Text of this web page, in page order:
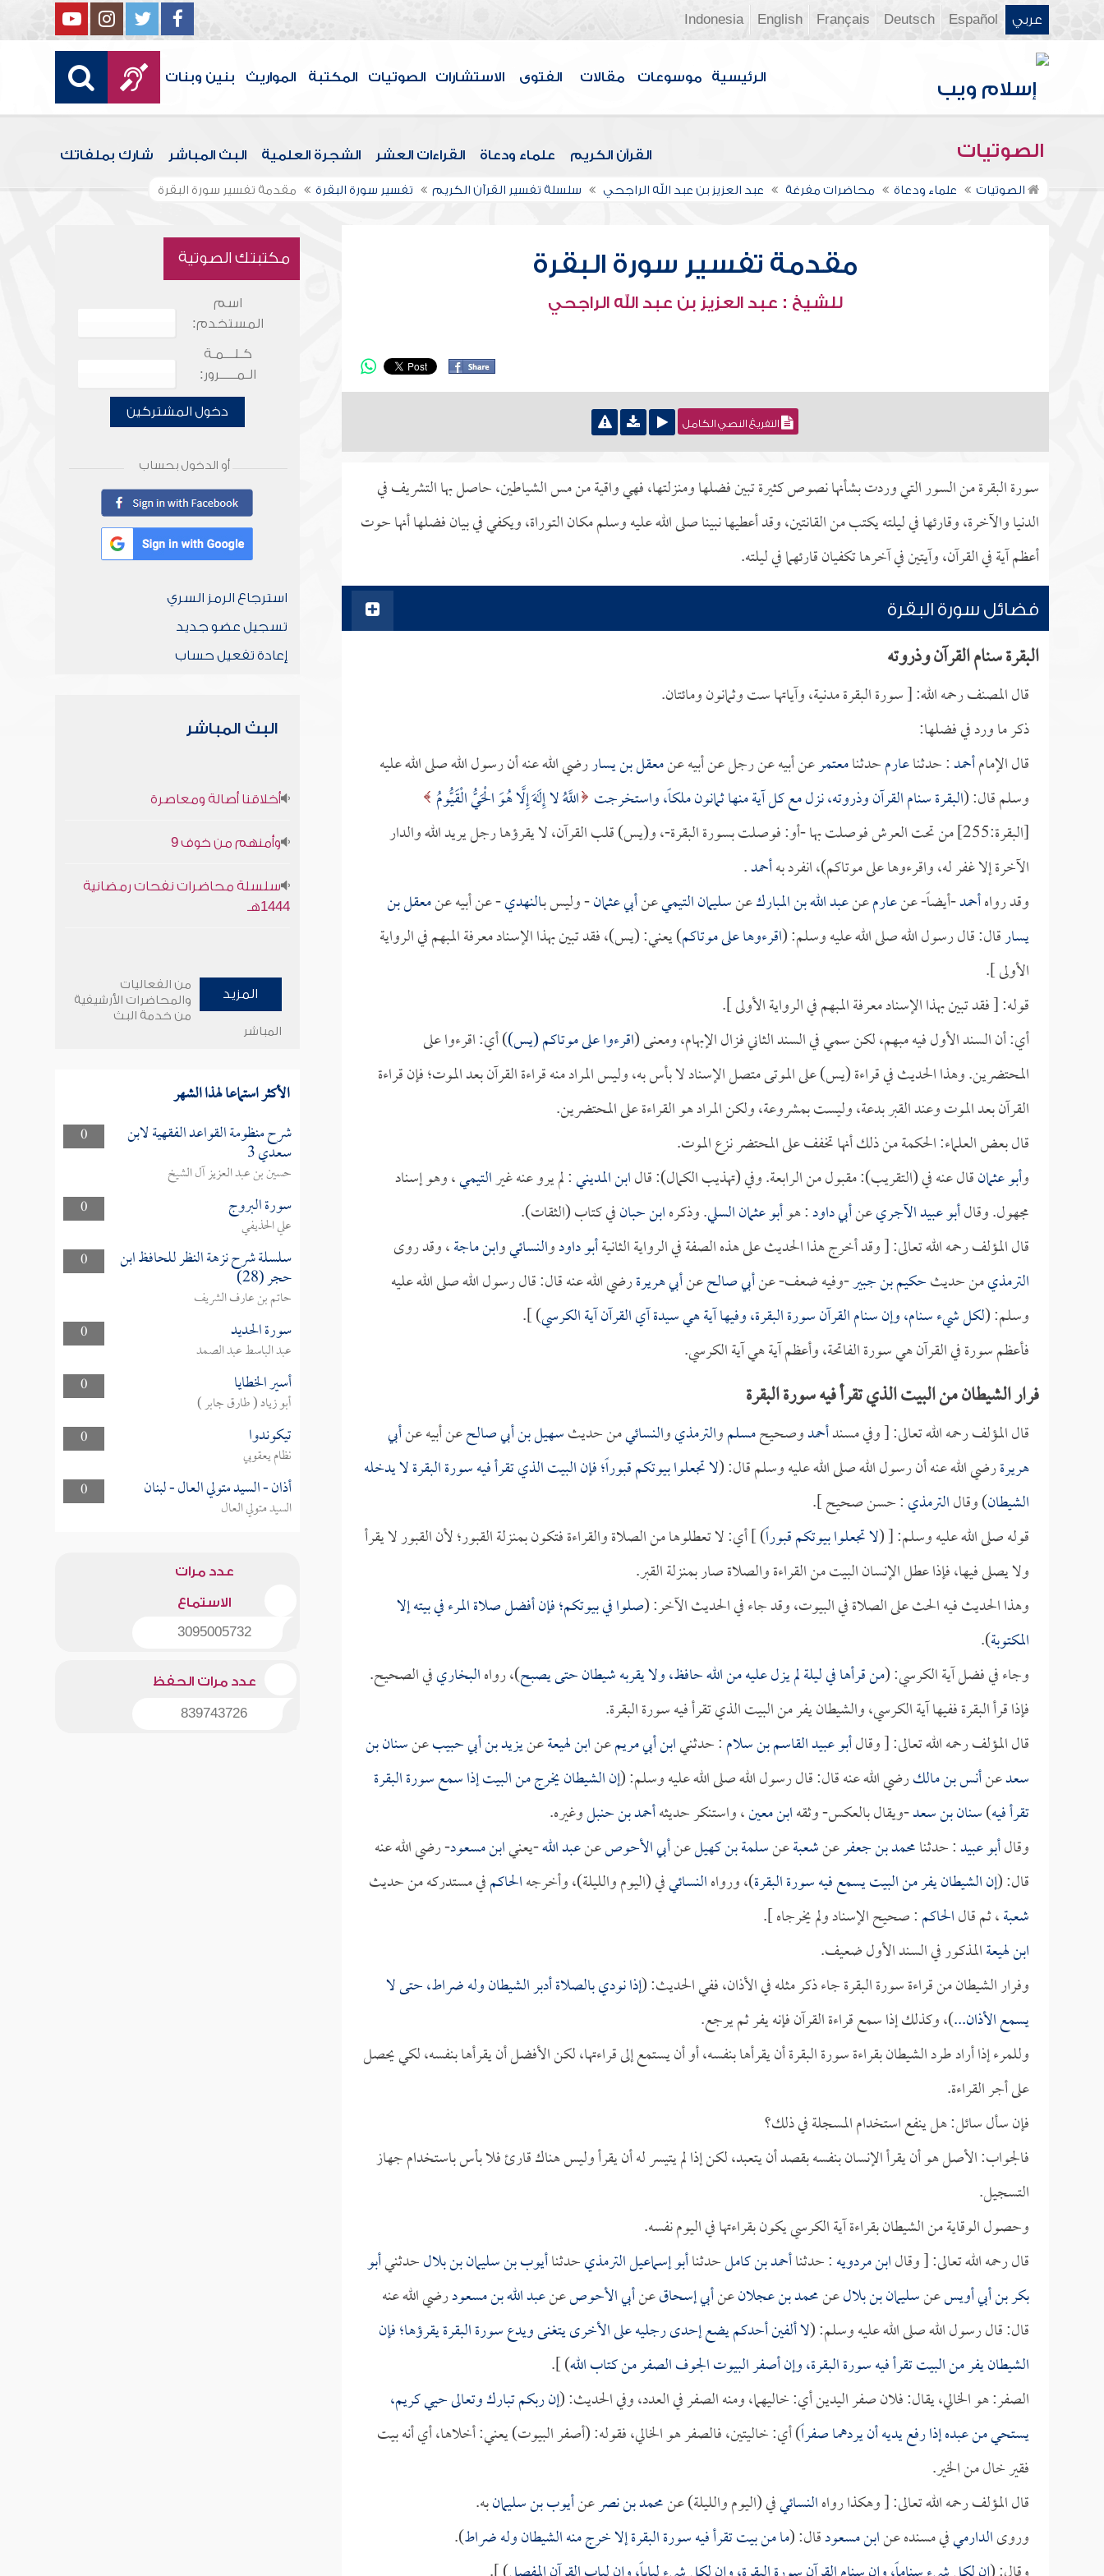
عربي Español
Deutsch
Français
English
Indonesia
الرئيسية موسوعات مقالات الفتوى الاستشارات الصوتيات المكتبة المواريث بنين وبنات
الصوتيات القرآن الكريم علماء ودعاة القراءات العشر الشجرة العلمية البث المباشر شارك بملفاتك
الصوتيات علماء ودعاة محاضرات مفرغة عبد العزيز بن عبد الله الراجحي سلسلة تفسير القرآن الكريم تفسير سورة البقرة مقدمة تفسير سورة البقرة
مقدمة تفسير سورة البقرة
للشيخ : عبد العزيز بن عبد الله الراجحي
التفريغ النصي الكامل
سورة البقرة من السور التي وردت بشأنها نصوص كثيرة تبين فضلها ومنزلتها، فهي واقية من مس الشياطين، حاصل بها التشريف في
الدنيا والآخرة، وقارئها في ليلته يكتب من القانتين، وقد أعطيها نبينا صلى الله عليه وسلم مكان التوراة، ويكفي في بيان فضلها أنها حوت
أعظم آية في القرآن، وآيتين في آخرها تكفيان قارئهما في ليلته.
فضائل سورة البقرة
البقرة سنام القرآن وذروته
قال المصنف رحمه الله: [ سورة البقرة مدنية، وآياتها ست وثمانون ومائتان.
ذكر ما ورد في فضلها:
قال الإمامأحمد: حدثناعارمحدثنامعتمرعن أبيه عن رجل عن أبيه عنمعقل بن يساررضي الله عنه أن رسول الله صلى الله عليه
وسلم قال: (البقرة سنام القرآن وذروته، نزل مع كل آية منها ثمانون ملكاً، واستخرجت اللَّهُ لا إِلَهَ إِلَّا هُوَ الْحَيُّ الْقَيُّومُ
[البقرة:255] من تحت العرش فوصلت بها -أو: فوصلت بسورة البقرة-، و(يس) قلب القرآن، لا يقرؤها رجل يريد الله والدار
الآخرة إلا غفر له، واقرءوها على موتاكم)، انفرد بهأحمد.
وقد رواهأحمد-أيضاً- عنعارمعنعبد الله بن المباركعنسليمان التيميعنأبي عثمان- وليس بـالنهدي- عن أبيه عنمعقل بن
يسارقال: قال رسول الله صلى الله عليه وسلم: (اقرءوها على موتاكم) يعني: (يس)، فقد تبين بهذا الإسناد معرفة المبهم في الرواية
الأولى ].
قوله: [ فقد تبين بهذا الإسناد معرفة المبهم في الرواية الأولى ].
أي: أن السند الأول فيه مبهم، لكن سمي في السند الثاني فزال الإبهام، ومعنى (اقرءوا على موتاكم (يس)) أي: اقرءوا على
المحتضرين. وهذا الحديث في قراءة (يس) على الموتى متصل الإسناد لا بأس به، وليس المراد منه قراءة القرآن بعد الموت؛ فإن قراءة
القرآن بعد الموت وعند القبر بدعة، وليست بمشروعة، ولكن المراد هو القراءة على المحتضرين.
قال بعض العلماء: الحكمة من ذلك أنها تخفف على المحتضر نزع الموت.
وأبو عثمانقال عنه في (التقريب): مقبول من الرابعة. وفي (تهذيب الكمال): قالابن المديني: لم يرو عنه غيرالتيمي، وهو إسناد
مجهول. وقالأبو عبيد الآجريعنأبي داود: هوأبو عثمان السلي. وذكرهابن حبانفي كتاب (الثقات).
قال المؤلف رحمه الله تعالى: [ وقد أخرج هذا الحديث على هذه الصفة في الرواية الثانيةأبو داودوالنسائيوابن ماجة، وقد روى
الترمذيمن حديثحكيم بن جبير-وفيه ضعف- عنأبي صالحعنأبي هريرةرضي الله عنه قال: قال رسول الله صلى الله عليه
وسلم: (لكل شيء سنام، وإن سنام القرآن سورة البقرة، وفيها آية هي سيدة آي القرآن آية الكرسي) ].
فأعظم سورة في القرآن هي سورة الفاتحة، وأعظم آية هي آية الكرسي.
فرار الشيطان من البيت الذي تقرأ فيه سورة البقرة
قال المؤلف رحمه الله تعالى: [ وفي مسندأحمدوصحيحمسلموالترمذيوالنسائيمن حديثسهيل بن أبي صالحعن أبيه عنأبي
هريرةرضي الله عنه أن رسول الله صلى الله عليه وسلم قال: (لا تجعلوا بيوتكم قبوراً؛ فإن البيت الذي تقرأ فيه سورة البقرة لا يدخله
الشيطان) وقالالترمذي: حسن صحيح ].
قوله صلى الله عليه وسلم: [ (لا تجعلوا بيوتكم قبوراً) ] أي: لا تعطلوها من الصلاة والقراءة فتكون بمنزلة القبور؛ لأن القبور لا يقرأ
ولا يصلى فيها، فإذا عطل الإنسان البيت من القراءة والصلاة صار بمنزلة القبر.
وهذا الحديث فيه الحث على الصلاة في البيوت، وقد جاء في الحديث الآخر: (صلوا في بيوتكم؛ فإن أفضل صلاة المرء في بيته إلا
المكتوبة).
وجاء في فضل آية الكرسي: (من قرأها في ليلة لم يزل عليه من الله حافظ، ولا يقربه شيطان حتى يصبح)، رواهالبخاريفي الصحيح.
فإذا قرأ البقرة ففيها آية الكرسي، والشيطان يفر من البيت الذي تقرأ فيه سورة البقرة.
قال المؤلف رحمه الله تعالى: [ وقالأبو عبيد القاسم بن سلام: حدثنيابن أبي مريمعنابن لهيعةعنيزيد بن أبي حبيبعنسنان بن
سعدعنأنس بن مالكرضي الله عنه قال: قال رسول الله صلى الله عليه وسلم: (إن الشيطان يخرج من البيت إذا سمع سورة البقرة
تقرأ فيه)سنان بن سعد-ويقال بالعكس- وثقهابن معين، واستنكر حديثهأحمد بن حنبلوغيره.
وقالأبو عبيد: حدثنامحمد بن جعفرعنشعبةعنسلمة بن كهيلعنأبي الأحوصعنعبد الله-يعنيابن مسعود- رضي الله عنه
قال: (إن الشيطان يفر من البيت يسمع فيه سورة البقرة)، ورواهالنسائيفي (اليوم والليلة)، وأخرجهالحاكمفي مستدركه من حديث
شعبة، ثم قالالحاكم: صحيح الإسناد ولم يخرجاه ].
ابن لهيعةالمذكور في السند الأول ضعيف.
وفرار الشيطان من قراءة سورة البقرة جاء ذكر مثله في الأذان، ففي الحديث: (إذا نودي بالصلاة أدبر الشيطان وله ضراط، حتى لا
يسمع الأذان...)، وكذلك إذا سمع قراءة القرآن فإنه يفر ثم يرجع.
وللمرء إذا أراد طرد الشيطان بقراءة سورة البقرة أن يقرأها بنفسه، أو أن يستمع إلى قراءتها، لكن الأفضل أن يقرأها بنفسه، لكي يحصل
على أجر القراءة.
فإن سأل سائل: هل ينفع استخدام المسجلة في ذلك؟
فالجواب: الأصل هو أن يقرأ الإنسان بنفسه بقصد أن يتعبد، لكن إذا لم يتيسر له أن يقرأ وليس هناك قارئ فلا بأس باستخدام جهاز
التسجيل.
وحصول الوقاية من الشيطان بقراءة آية الكرسي يكون بقراءتها في اليوم نفسه.
قال رحمه الله تعالى: [ وقالابن مردويه: حدثناأحمد بن كاملحدثناأبو إسماعيل الترمذيحدثناأيوب بن سليمان بن بلالحدثنيأبو
بكر بن أبي أويسعنسليمان بن بلالعنمحمد بن عجلانعنأبي إسحاقعنأبي الأحوصعنعبد الله بن مسعودرضي الله عنه
قال: قال رسول الله صلى الله عليه وسلم: (لا ألفين أحدكم يضع إحدى رجليه على الأخرى يتغنى ويدع سورة البقرة يقرؤها؛ فإن
الشيطان يفر من البيت تقرأ فيه سورة البقرة، وإن أصفر البيوت الجوف الصفر من كتاب الله) ].
الصفر: هو الخالي، يقال: فلان صفر اليدين أي: خاليهما، ومنه الصفر في العدد، وفي الحديث: (إن ربكم تبارك وتعالى حيي كريم،
يستحي من عبده إذا رفع يديه أن يردهما صفراً) أي: خاليتين، فالصفر هو الخالي، فقوله: (أصفر البيوت) يعني: أخلاها، أي أنه بيت
فقير خال من الخير.
قال المؤلف رحمه الله تعالى: [ وهكذا رواهالنسائيفي (اليوم والليلة) عنمحمد بن نصرعنأيوب بن سليمانبه.
وروىالدارميفي مسنده عنابن مسعودقال: (ما من بيت تقرأ فيه سورة البقرة إلا خرج منه الشيطان وله ضراط).
مكتبتك الصوتية
اسم
المستخدم:
كـلـــمـة
الـمـــــرور:
دخول المشتركين
أو الدخول بحساب
استرجاع الرمز السري
تسجيل عضو جديد
إعادة تفعيل حساب
البث المباشر
أخلاقنا أصالة ومعاصرة
وأمنهم من خوف 9
سلسلة محاضرات نفحات رمضانية
1444هـ
المزيد
من الفعاليات
والمحاضرات الأرشيفية
من خدمة البث
المباشر
الأكثر استماعا لهذا الشهر
0 شرح منظومة القواعد الفقهية لابن
سعدي 3
حسين بن عبد العزيز آل الشيخ
0
سورة البروج
علي الحذيفي
0
سلسلة شرح نزهة النظر للحافظ ابن
حجر (28)
حاتم بن عارف الشريف
0
سورة الحديد
عبد الباسط عبد الصمد
0
أسير الخطايا
أبو زياد ( طارق جابر )
0
تيكوندوا
نظام يعقوبي
0
أذان - السيد متولي العال - لبنان
السيد متولي العال
عدد مرات
الاستماع
3095005732
عدد مرات الحفظ
839743726